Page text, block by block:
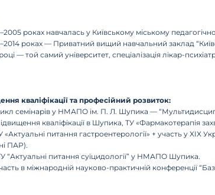
роках навчалась у Київському міському
роках — Приватний вищий навчальний заклад
— той самий університет, спеціалізація лікар-
кваліфікації та професійний розвиток:
семінарів у НМАПО ім. П. Л. Шупика —
кваліфікації в Шупика, ТУ «Фармакотерапія
«Актуальні питання гастроентерології» + участь у XIX
ПАР).
“Актуальні питання суїцидології” у НМАПО Шупика.
в міжнародній науково-практичній конференції